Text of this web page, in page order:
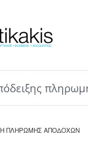
ΠΛΗΡΩΜΗΣ ΑΠΟΔΟΧΩΝ